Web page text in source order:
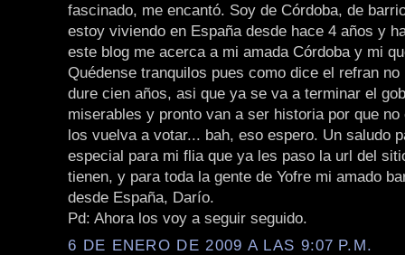
fascinado, me encantó. Soy de Córdoba, de
estoy viviendo en España desde hace 4 años y
este blog me acerca a mi amada Córdoba y mi
Quédense tranquilos pues como dice el refran no
dure cien años, asi que ya se va a terminar el
miserables y pronto van a ser historia por que no
los vuelva a votar... bah, eso espero. Un saludo
especial para mi flia que ya les paso la url del
tienen, y para toda la gente de Yofre mi amado
desde España, Darío.
Pd: Ahora los voy a seguir seguido.
6 DE ENERO DE 2009 A LAS 9:07 P.M.